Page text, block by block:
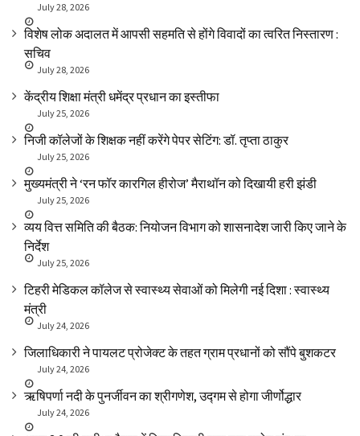
July 28, 2026
विशेष लोक अदालत में आपसी सहमति से होंगे विवादों का त्वरित निस्तारण :
सचिव
July 28, 2026
केंद्रीय शिक्षा मंत्री धमेंद्र प्रधान का इस्तीफा
July 25, 2026
निजी कॉलेजों के शिक्षक नहीं करेंगे पेपर सेटिंग: डॉ. तृप्ता ठाकुर
July 25, 2026
मुख्यमंत्री ने ‘रन फॉर कारगिल हीरोज’ मैराथॉन को दिखायी हरी झंडी
July 25, 2026
व्यय वित्त समिति की बैठक: नियोजन विभाग को शासनादेश जारी किए जाने के
निर्देश
July 25, 2026
टिहरी मेडिकल कॉलेज से स्वास्थ्य सेवाओं को मिलेगी नई दिशा : स्वास्थ्य
मंत्री
July 24, 2026
जिलाधिकारी ने पायलट प्रोजेक्ट के तहत ग्राम प्रधानों को सौंपे बुशकटर
July 24, 2026
ऋषिपर्णा नदी के पुनर्जीवन का श्रीगणेश, उद्गम से होगा जीर्णोद्धार
July 24, 2026